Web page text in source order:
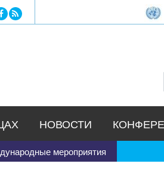
to navigation
мероприятия
НОВОСТИ